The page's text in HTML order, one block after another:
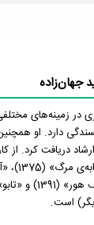
جهان‌زاده
در زمینه‌های
دارد. او
دریافت کرد. از
است.